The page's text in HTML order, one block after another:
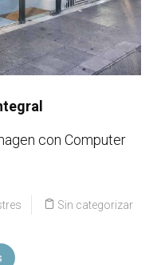
con Computer
Sin categorizar